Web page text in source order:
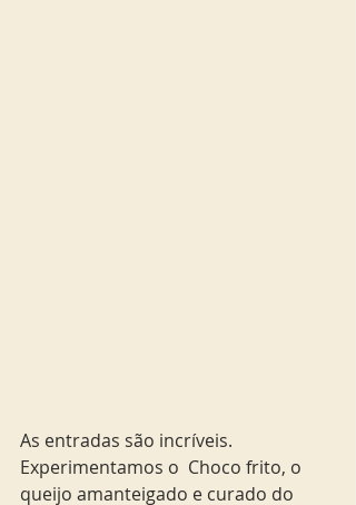
As entradas são incríveis.
Experimentamos o  Choco frito, o
queijo amanteigado e curado do